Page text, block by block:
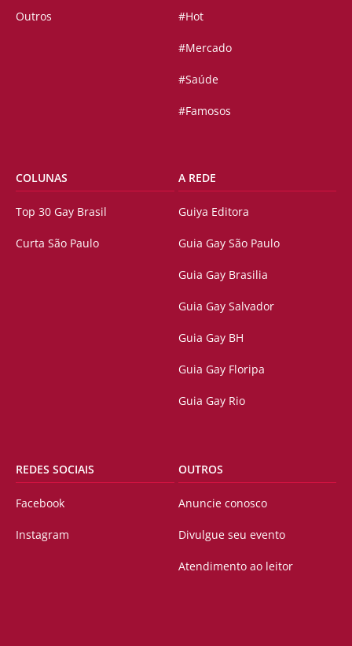
Outros #Hot
#Mercado
#Saúde
#Famosos
COLUNAS
Top 30 Gay Brasil
Curta São Paulo
A REDE
Guiya Editora
Guia Gay São Paulo
Guia Gay Brasilia
Guia Gay Salvador
Guia Gay BH
Guia Gay Floripa
Guia Gay Rio
REDES SOCIAIS
Facebook
Instagram
OUTROS
Anuncie conosco
Divulgue seu evento
Atendimento ao leitor